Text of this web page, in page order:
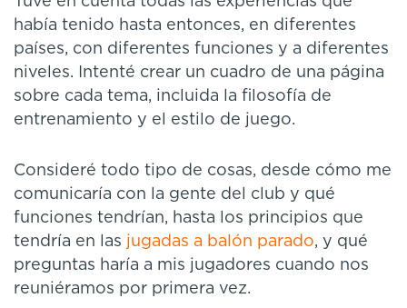
había tenido hasta entonces, en diferentes
países, con diferentes funciones y a diferentes
niveles. Intenté crear un cuadro de una página
sobre cada tema, incluida la filosofía de
entrenamiento y el estilo de juego.
Consideré todo tipo de cosas, desde cómo me
comunicaría con la gente del club y qué
funciones tendrían, hasta los principios que
tendría en las jugadas a balón parado, y qué
preguntas haría a mis jugadores cuando nos
reuniéramos por primera vez.